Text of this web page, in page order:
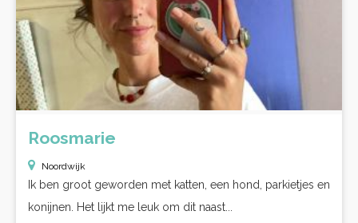
Roosmarie
Noordwijk
Ik ben groot geworden met katten, een hond, parkietjes en
konijnen. Het lijkt me leuk om dit naast...